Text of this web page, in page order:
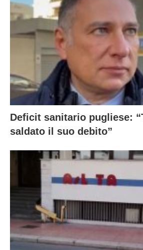
Deficit sanitario pugliese:
saldato il suo debito”